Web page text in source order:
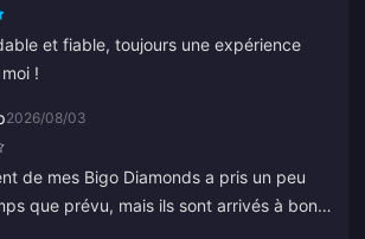
et fiable, toujours une expérience
!
2026/08/03
de mes Bigo Diamonds a pris un peu
que prévu, mais ils sont arrivés à bon